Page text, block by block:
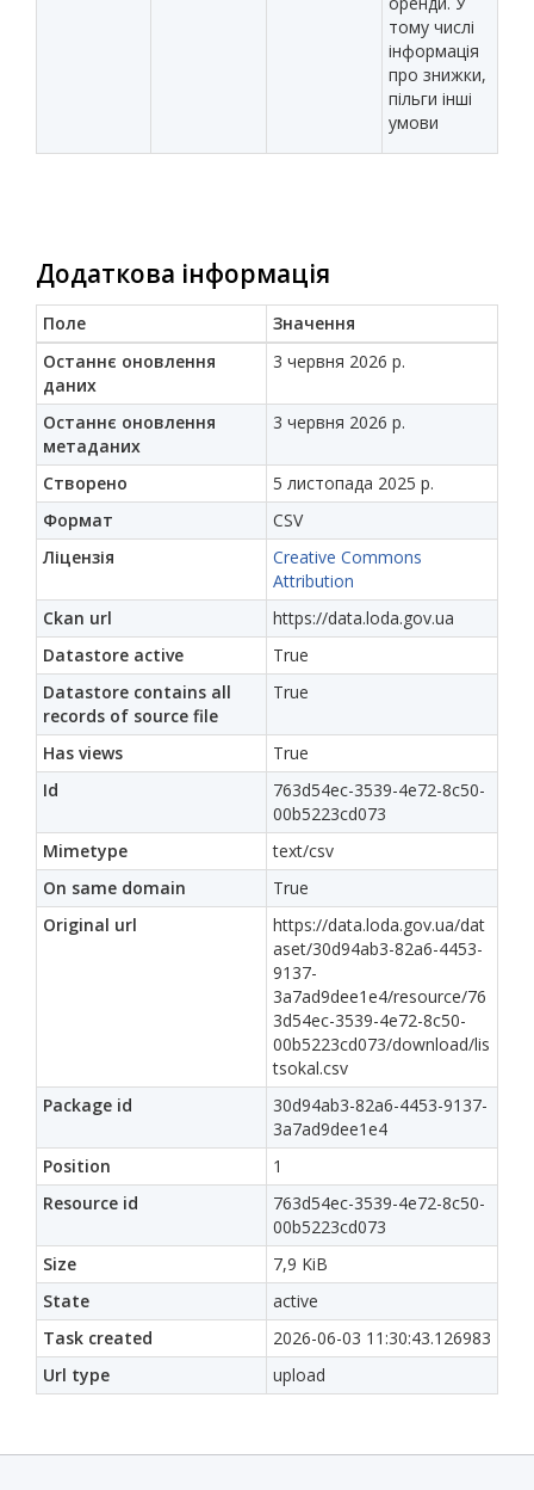
тому числі
інформація
про знижки,
пільги інші
умови
Додаткова інформація
Поле
Значення
Останнє оновлення
даних
3 червня 2026 р.
Останнє оновлення
метаданих
3 червня 2026 р.
Створено
5 листопада 2025 р.
Формат
CSV
Ліцензія
Creative Commons
Attribution
Ckan url
https://data.loda.gov.ua
Datastore active
True
Datastore contains all
records of source file
True
Has views
True
Id
763d54ec-3539-4e72-8c50-
00b5223cd073
Mimetype
text/csv
On same domain
True
Original url
https://data.loda.gov.ua/dat
aset/30d94ab3-82a6-4453-
9137-
3a7ad9dee1e4/resource/76
3d54ec-3539-4e72-8c50-
00b5223cd073/download/lis
tsokal.csv
Package id
30d94ab3-82a6-4453-9137-
3a7ad9dee1e4
Position
1
Resource id
763d54ec-3539-4e72-8c50-
00b5223cd073
Size
7,9 KiB
State
active
Task created
2026-06-03 11:30:43.126983
Url type
upload